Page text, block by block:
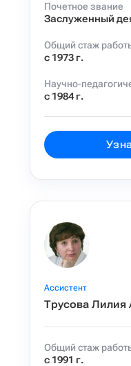
Почетное звание
Заслуженный
Общий стаж
с 1973 г.
Научно-
с 1984 г.
Ассистент
Трусова Лилия
Общий стаж
с 1991 г.